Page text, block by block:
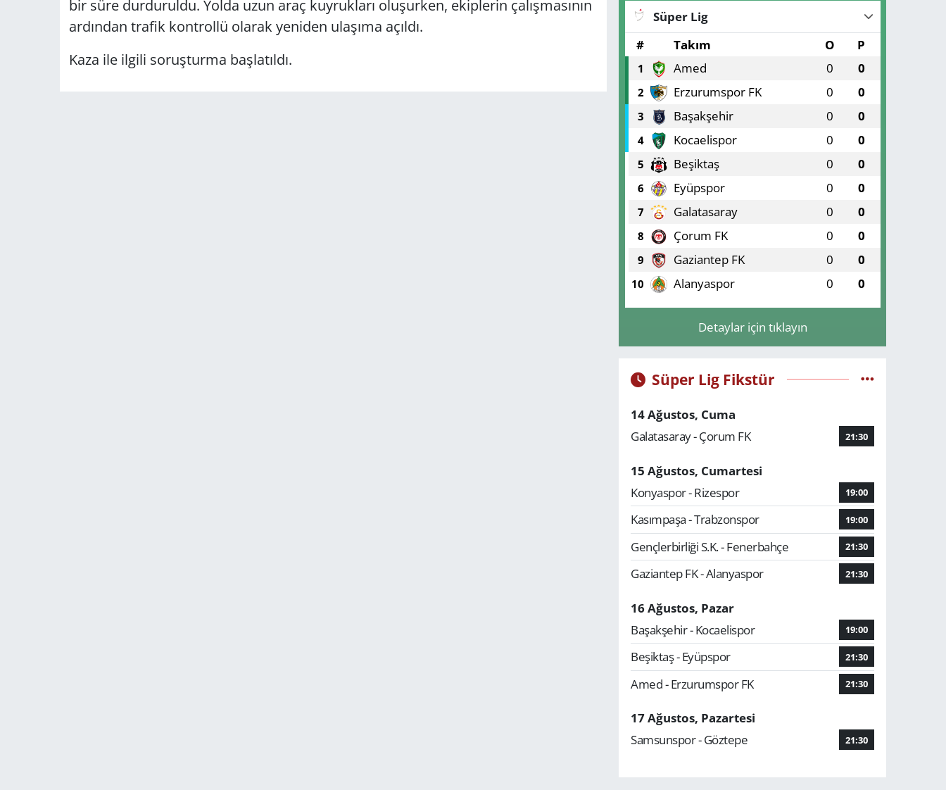
bir süre durduruldu. Yolda uzun araç kuyrukları oluşurken, ekiplerin çalışmasının
ardından trafik kontrollü olarak yeniden ulaşıma açıldı.
Kaza ile ilgili soruşturma başlatıldı.
Süper Lig
#
Takım O P
1 Amed 0 0
2 Erzurumspor FK 0 0
3 Başakşehir 0 0
4 Kocaelispor 0 0
5 Beşiktaş 0 0
6 Eyüpspor 0 0
7 Galatasaray 0 0
8 Çorum FK 0 0
9 Gaziantep FK 0 0
10 Alanyaspor 0 0
Detaylar için tıklayın
Süper Lig Fikstür
14 Ağustos, Cuma
Galatasaray - Çorum FK
21:30
15 Ağustos, Cumartesi
Konyaspor - Rizespor
19:00
Kasımpaşa - Trabzonspor 19:00
Gençlerbirliği S.K. - Fenerbahçe 21:30
Gaziantep FK - Alanyaspor 21:30
16 Ağustos, Pazar
Başakşehir - Kocaelispor
19:00
Beşiktaş - Eyüpspor 21:30
Amed - Erzurumspor FK 21:30
17 Ağustos, Pazartesi
Samsunspor - Göztepe
21:30